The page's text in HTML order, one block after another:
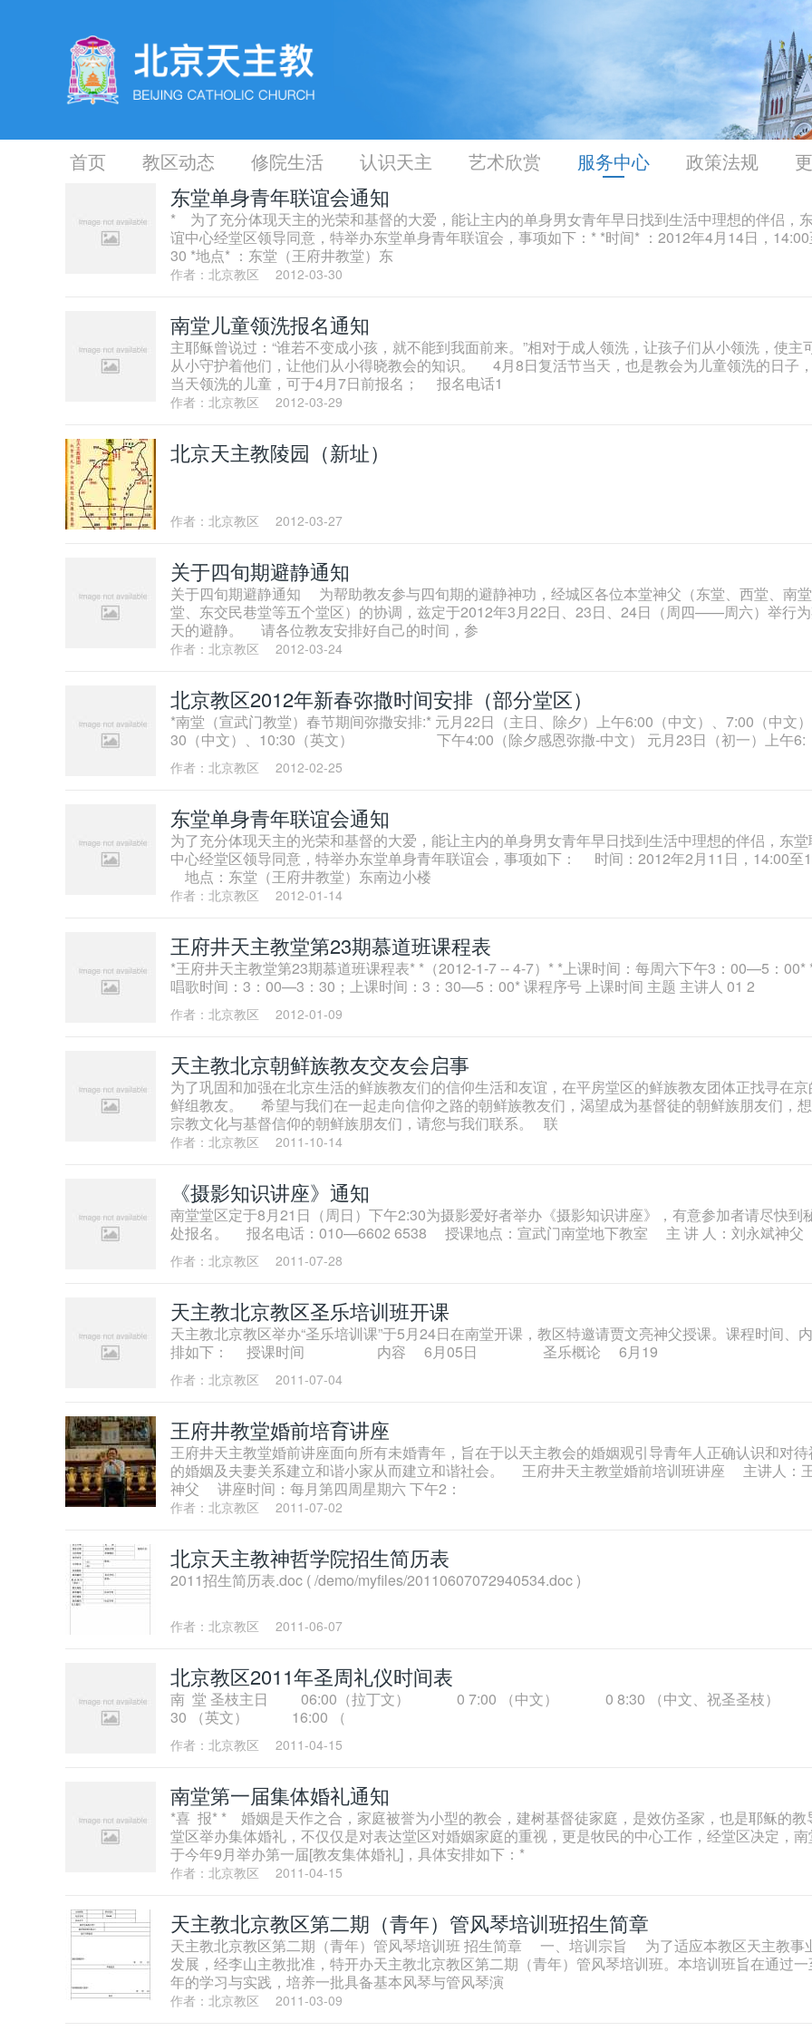
首页 教区动态 修院生活 认识天主 艺术欣赏 服务中心 政策法规
东堂单身青年联谊会通知
* 为了充分体现天主的光荣和基督的大爱，能让主内的单身男女青年早日找到生活中理想的伴侣，
谊中心经堂区领导同意，特举办东堂单身青年联谊会，事项如下：* *时间* ：2012年4月14日，
30 *地点* ：东堂（王府井教堂）东
作者：北京教区 2012-03-30
南堂儿童领洗报名通知
主耶稣曾说过：“谁若不变成小孩，就不能到我面前来。”相对于成人领洗，让孩子们从小领洗，使主
从小守护着他们，让他们从小得晓教会的知识。 4月8日复活节当天，也是教会为儿童领洗的日子
当天领洗的儿童，可于4月7日前报名； 报名电话1
作者：北京教区 2012-03-29
北京天主教陵园（新址）
作者：北京教区 2012-03-27
关于四旬期避静通知
关于四旬期避静通知 为帮助教友参与四旬期的避静神功，经城区各位本堂神父（东堂、西堂、南
堂、东交民巷堂等五个堂区）的协调，兹定于2012年3月22日、23日、24日（周四——周六）举行
天的避静。 请各位教友安排好自己的时间，参
作者：北京教区 2012-03-24
北京教区2012年新春弥撒时间安排（部分堂区）
*南堂（宣武门教堂）春节期间弥撒安排:* 元月22日（主日、除夕）上午6:00（中文）、7:00（中文
30（中文）、10:30（英文） 下午4:00（除夕感恩弥撒-中文） 元月23日（初一）上午6:
作者：北京教区 2012-02-25
东堂单身青年联谊会通知
为了充分体现天主的光荣和基督的大爱，能让主内的单身男女青年早日找到生活中理想的伴侣，东堂
中心经堂区领导同意，特举办东堂单身青年联谊会，事项如下： 时间：2012年2月11日，14:00至
地点：东堂（王府井教堂）东南边小楼
作者：北京教区 2012-01-14
王府井天主教堂第23期慕道班课程表
*王府井天主教堂第23期慕道班课程表* *（2012-1-7 -- 4-7）* *上课时间：每周六下午3：00—5：00*
唱歌时间：3：00—3：30；上课时间：3：30—5：00* 课程序号 上课时间 主题 主讲人 01 2
作者：北京教区 2012-01-09
天主教北京朝鲜族教友交友会启事
为了巩固和加强在北京生活的鲜族教友们的信仰生活和友谊，在平房堂区的鲜族教友团体正找寻在京
鲜组教友。 希望与我们在一起走向信仰之路的朝鲜族教友们，渴望成为基督徒的朝鲜族朋友们，
宗教文化与基督信仰的朝鲜族朋友们，请您与我们联系。 联
作者：北京教区 2011-10-14
《摄影知识讲座》通知
南堂堂区定于8月21日（周日）下午2:30为摄影爱好者举办《摄影知识讲座》，有意参加者请尽快到
处报名。 报名电话：010—6602 6538 授课地点：宣武门南堂地下教室 主 讲 人：刘永斌神父
作者：北京教区 2011-07-28
天主教北京教区圣乐培训班开课
天主教北京教区举办“圣乐培训课”于5月24日在南堂开课，教区特邀请贾文亮神父授课。课程时间、
排如下： 授课时间 内容 6月05日 圣乐概论 6月19
作者：北京教区 2011-07-04
王府井教堂婚前培育讲座
王府井天主教堂婚前讲座面向所有未婚青年，旨在于以天主教会的婚姻观引导青年人正确认识和对待
的婚姻及夫妻关系建立和谐小家从而建立和谐社会。 王府井天主教堂婚前培训班讲座 主讲人：
神父 讲座时间：每月第四周星期六 下午2：
作者：北京教区 2011-07-02
北京天主教神哲学院招生简历表
2011招生简历表.doc ( /demo/myfiles/20110607072940534.doc )
作者：北京教区 2011-06-07
北京教区2011年圣周礼仪时间表
南 堂 圣枝主日 06:00（拉丁文） 0 7:00 （中文） 0 8:30 （中文、祝圣圣枝
30 （英文） 16:00 （
作者：北京教区 2011-04-15
南堂第一届集体婚礼通知
*喜 报* * 婚姻是天作之合，家庭被誉为小型的教会，建树基督徒家庭，是效仿圣家，也是耶稣的教
堂区举办集体婚礼，不仅仅是对表达堂区对婚姻家庭的重视，更是牧民的中心工作，经堂区决定，南
于今年9月举办第一届[教友集体婚礼]，具体安排如下：*
作者：北京教区 2011-04-15
天主教北京教区第二期（青年）管风琴培训班招生简章
天主教北京教区第二期（青年）管风琴培训班 招生简章 一、培训宗旨 为了适应本教区天主教事
发展，经李山主教批准，特开办天主教北京教区第二期（青年）管风琴培训班。本培训班旨在通过一
年的学习与实践，培养一批具备基本风琴与管风琴演
作者：北京教区 2011-03-09